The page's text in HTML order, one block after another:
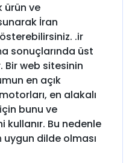
ürün ve
İran
.ir
sonuçlarında üst
Bir web sitesinin
en açık
en alakalı
bunu ve
kullanır. Bu nedenle
dilde olması